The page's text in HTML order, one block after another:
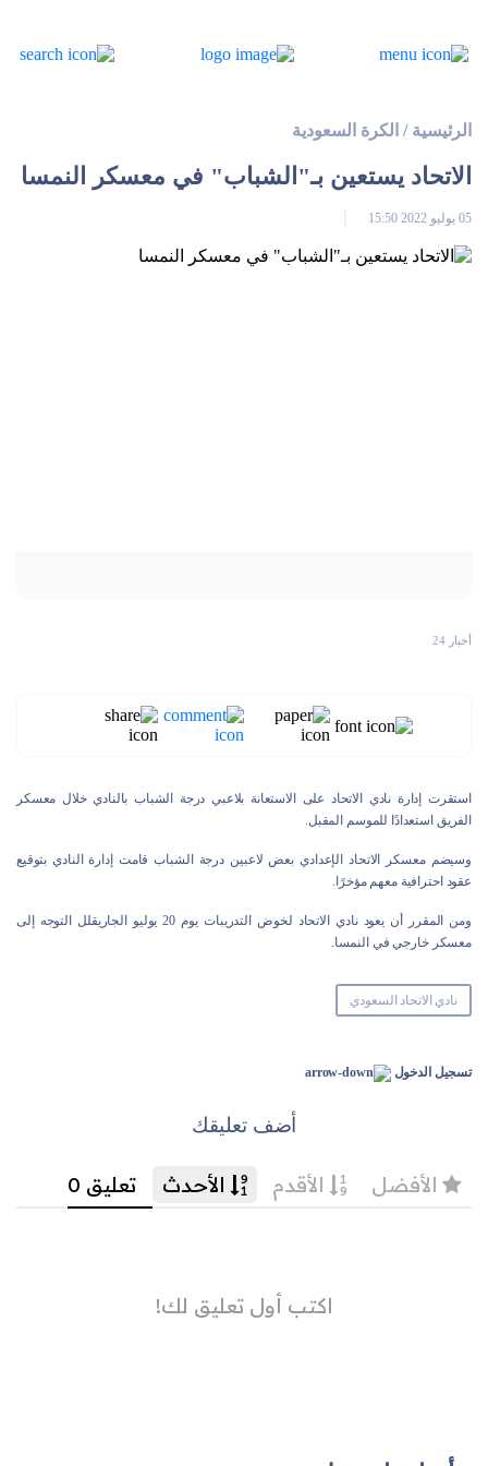
الرئيسية / الكرة السعودية
الاتحاد يستعين بـ"الشباب" في معسكر النمسا
05 يوليو 2022 15:50
أخبار 24
استقرت إدارة نادي الاتحاد على الاستعانة بلاعبي درجة الشباب بالنادي خلال معسكر
الفريق استعدادًا للموسم المقبل.
وسيضم معسكر الاتحاد الإعدادي بعض لاعبين درجة الشباب قامت إدارة النادي بتوقيع
عقود احترافية معهم مؤخرًا.
ومن المقرر أن يعود نادي الاتحاد لخوض التدريبات يوم 20 يوليو الجاريقلل التوجه إلى
معسكر خارجي في النمسا.
نادي الاتحاد السعودي
تسجيل الدخول
أضف تعليقك